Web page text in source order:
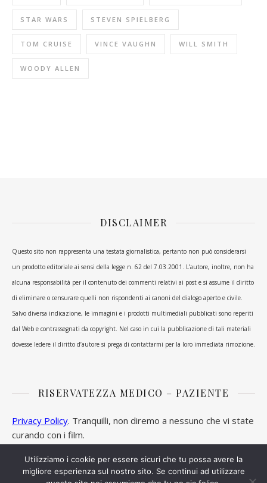
STAR WARS STEVEN SPIELBERG
TOM CRUISE VINCE VAUGHN WILL SMITH
WOODY ALLEN
DISCLAIMER
Questo sito non rappresenta una testata giornalistica, pertanto non può considerarsi
un prodotto editoriale ai sensi della legge n. 62 del 7.03.2001. L’autore, inoltre, non ha
alcuna responsabilità per il contenuto dei commenti relativi ai post e si assume il diritto
di eliminare o censurare quelli non rispondenti ai canoni del dialogo aperto e civile.
Salvo diversa indicazione, le immagini e i prodotti multimediali pubblicati sono reperiti
dal Web e contrassegnati da copyright. Nel caso in cui la pubblicazione di tali materiali
dovesse ledere il diritto d’autore si prega di contattarmi per la loro immediata rimozione.
RISERVATEZZA MEDICO – PAZIENTE
Privacy Policy. Tranquilli, non diremo a nessuno che vi state
curando con i film.
Utilizziamo i cookie per essere sicuri che tu possa avere la
migliore esperienza sul nostro sito. Se continui ad utilizzare